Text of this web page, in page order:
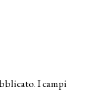
I campi